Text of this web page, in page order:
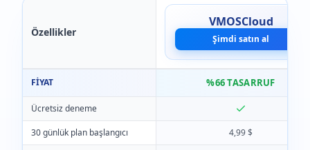
Özellikler
VMOSCloud
Şimdi satın al
FİYAT %66 TASARRUF
Ücretsiz deneme
30 günlük plan başlangıcı 4,99 $